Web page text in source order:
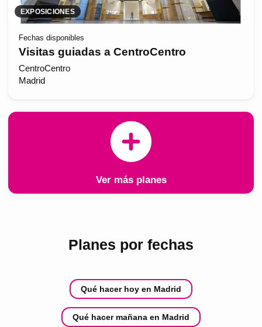
EXPOSICIONES
Fechas disponibles
Visitas guiadas a CentroCentro
CentroCentro
Madrid
Ver más planes
Planes por fechas
Qué hacer hoy en Madrid
Qué hacer mañana en Madrid